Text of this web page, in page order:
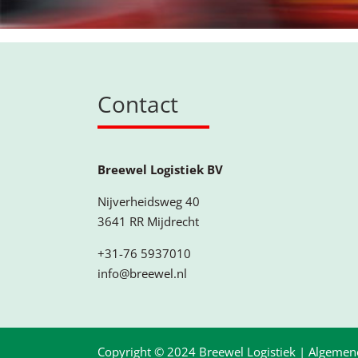
Contact
Breewel Logistiek BV
Nijverheidsweg 40
3641 RR Mijdrecht
+31-76 5937010
info@breewel.nl
Copyright © 2024 Breewel Logistiek |